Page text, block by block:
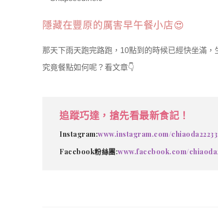
隱藏在豐原的厲害早午餐小店😍
那天下雨天跑完路跑，10點到的時候已經快坐滿，
究竟餐點如何呢？看文章👇
追蹤巧達，搶先看最新食記！
Instagram:www.instagram.com/
Facebook粉絲團:www.facebook.com/